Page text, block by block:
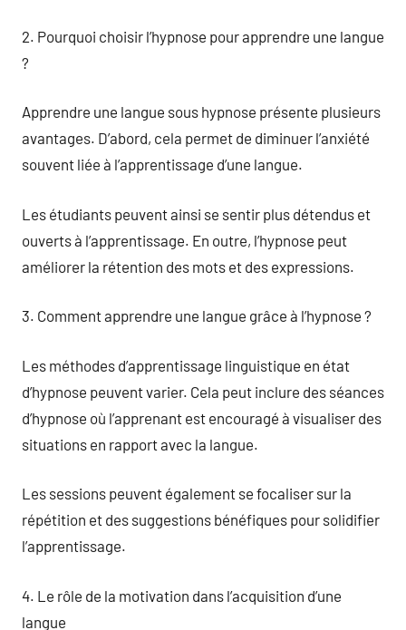
2. Pourquoi choisir l’hypnose pour apprendre une langue
?
Apprendre une langue sous hypnose présente plusieurs
avantages. D’abord, cela permet de diminuer l’anxiété
souvent liée à l’apprentissage d’une langue.
Les étudiants peuvent ainsi se sentir plus détendus et
ouverts à l’apprentissage. En outre, l’hypnose peut
améliorer la rétention des mots et des expressions.
3. Comment apprendre une langue grâce à l’hypnose ?
Les méthodes d’apprentissage linguistique en état
d’hypnose peuvent varier. Cela peut inclure des séances
d’hypnose où l’apprenant est encouragé à visualiser des
situations en rapport avec la langue.
Les sessions peuvent également se focaliser sur la
répétition et des suggestions bénéfiques pour solidifier
l’apprentissage.
4. Le rôle de la motivation dans l’acquisition d’une
langue